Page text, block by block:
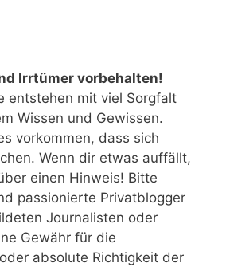
Irrtümer vorbehalten!
entstehen mit viel Sorgfalt
Wissen und Gewissen.
vorkommen, dass sich
Wenn dir etwas auffällt,
einen Hinweis! Bitte
passionierte Privatblogger
Journalisten oder
Gewähr für die
absolute Richtigkeit der